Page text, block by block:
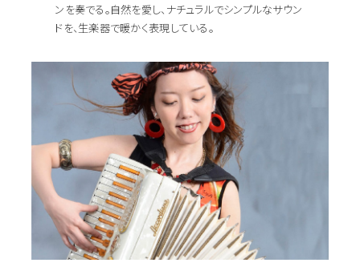
ンを奏でる。自然を愛し、ナチュラルでシンプルなサウン
ドを、生楽器で暖かく表現している。